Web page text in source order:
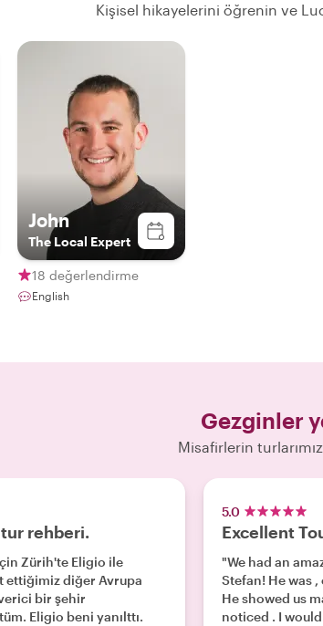
Kişisel hikayelerini öğrenin ve
John
The Local Expert
18 değerlendirme
English
Gezginler
Misafirlerin
tur rehberi.
Zürih'te Eligio ile
ettiğimiz diğer Avrupa
bir şehir
Eligio beni yanılttı.
5.0
Excellent
"We had an amazing
Stefan! He was
He showed us
noticed . I